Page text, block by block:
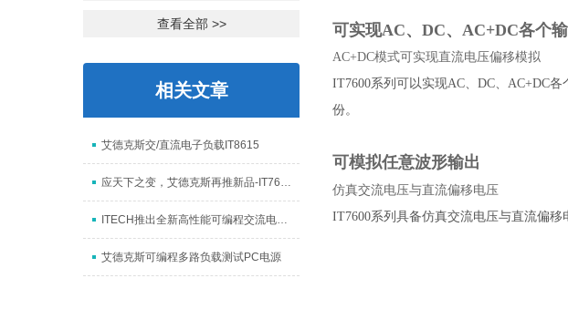
查看全部 >>
相关文章
艾德克斯交/直流电子负载IT8615
应天下之变，艾德克斯再推新品-IT7600大功率交流电源
ITECH推出全新高性能可编程交流电源IT7600
艾德克斯可编程多路负载测试PC电源
可实现AC、DC、AC+DC各个
AC+DC模式可实现直流电压偏移模拟
IT7600系列可以实现AC、DC、AC+DC
份。
可模拟任意波形输出
仿真交流电压与直流偏移电压
IT7600系列具备仿真交流电压与直流偏移